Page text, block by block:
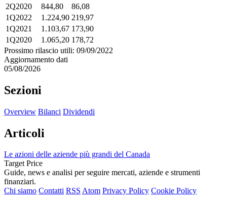
2Q2020
844,80
86,08
1Q2022
1.224,90 219,97
1Q2021
1.103,67 173,90
1Q2020
1.065,20 178,72
Prossimo rilascio utili: 09/09/2022
Aggiornamento dati
05/08/2026
Sezioni
Overview Bilanci Dividendi
Articoli
Le azioni delle aziende più grandi del Canada
Target Price
Guide, news e analisi per seguire mercati, aziende e strumenti
finanziari.
Chi siamo Contatti RSS Atom Privacy Policy Cookie Policy